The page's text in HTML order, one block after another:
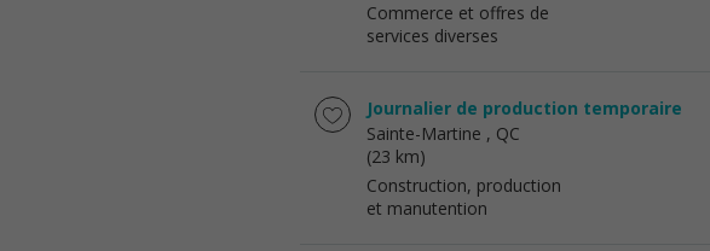
Commerce et offres de
services diverses
Journalier de production temporaire
Sainte-Martine , QC
(23 km)
Construction, production
et manutention